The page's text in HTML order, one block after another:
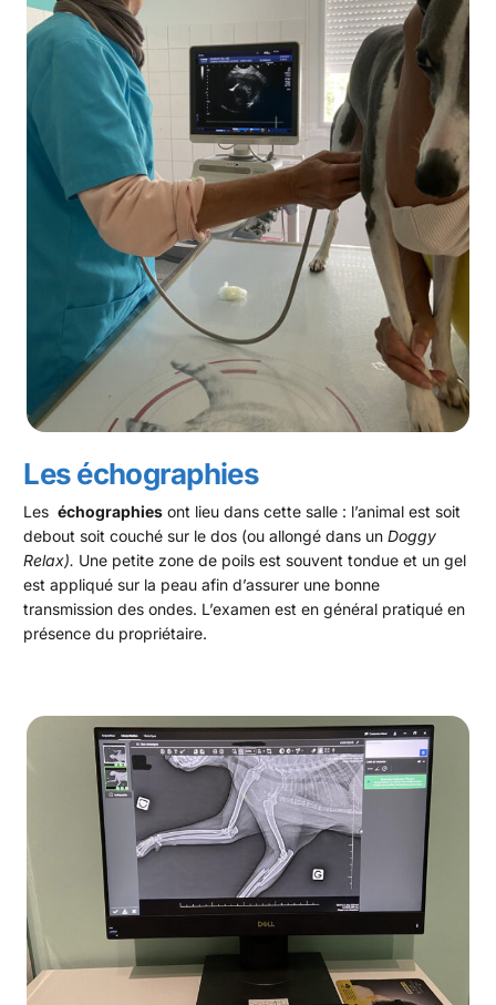
Les échographies
Leséchographies ont lieu dans cette salle : l’animal est soit
debout soit couché sur le dos (ou allongé dans unDoggy
Relax). Une petite zone de poils est souvent tondue et un gel
est appliqué sur la peau afin d’assurer une bonne
transmission des ondes. L’examen est en général pratiqué en
présence du propriétaire.